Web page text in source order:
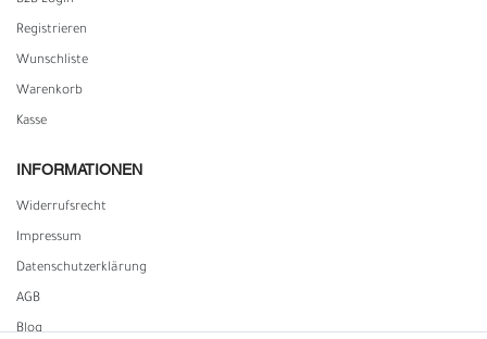
Registrieren
Wunschliste
Warenkorb
Kasse
INFORMATIONEN
Widerrufs­recht
Impressum
Daten­schutz­erklärung
AGB
Blog